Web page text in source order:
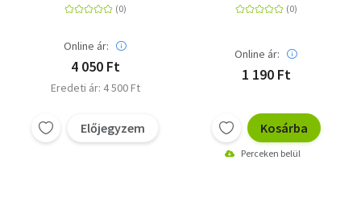
Online ár:
4 050 Ft
Eredeti ár: 4 500 Ft
Előjegyzem
Online ár:
1 190 Ft
Kosárba
Perceken belül